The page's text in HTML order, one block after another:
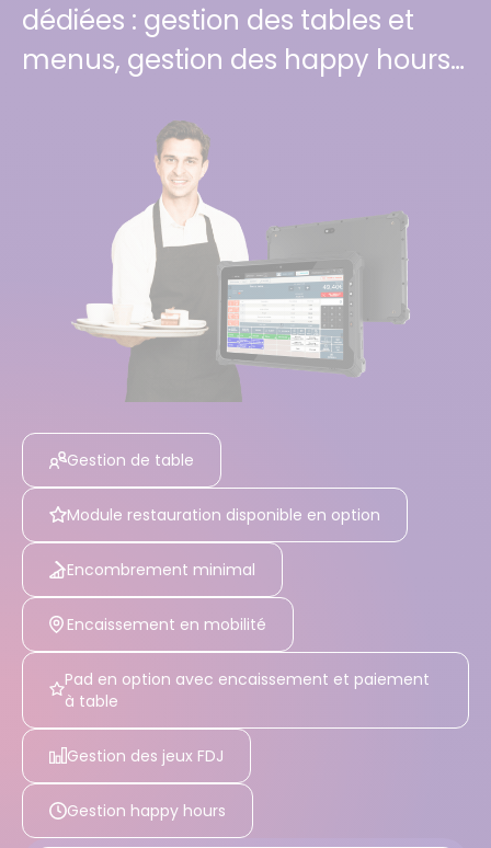
dédiées : gestion des tables et
menus, gestion des happy hours…
Gestion de table
Module restauration disponible en option
Encombrement minimal
Encaissement en mobilité
Pad en option avec encaissement et paiement
à table
Gestion des jeux FDJ
Gestion happy hours